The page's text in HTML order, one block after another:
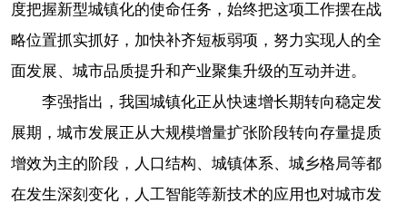
度把握新型城镇化的使命任务，始终把这项工作摆在战
略位置抓实抓好，加快补齐短板弱项，努力实现人的全
面发展、城市品质提升和产业聚集升级的互动并进。
李强指出，我国城镇化正从快速增长期转向稳定发
展期，城市发展正从大规模增量扩张阶段转向存量提质
增效为主的阶段，人口结构、城镇体系、城乡格局等都
在发生深刻变化，人工智能等新技术的应用也对城市发